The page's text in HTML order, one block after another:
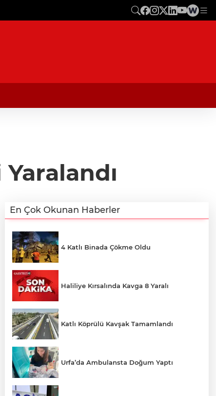
En Çok Okunan Haberler
4 Katlı Binada Çökme Oldu
Haliliye Kırsalında Kavga 8 Yaralı
Katlı Köprülü Kavşak Tamamlandı
Urfa’da Ambulansta Doğum Yaptı